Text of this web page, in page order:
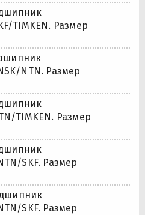
TIMKEN. Размер
NTN. Размер
TIMKEN. Размер
SKF. Размер
SKF. Размер